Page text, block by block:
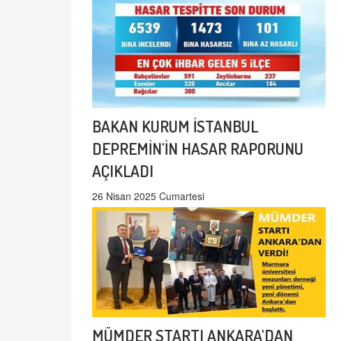
BAKAN KURUM İSTANBUL
DEPREMİN'İN HASAR RAPORUNU
AÇIKLADI
26 Nisan 2025 Cumartesi
MÜMDER STARTI ANKARA'DAN